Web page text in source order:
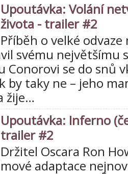
Upoutávka: Volání
života - trailer #2
Příběh o velké
svému největšímu
Conorovi se do snů
by taky ne – jeho
žije…
Upoutávka: Inferno
trailer #2
Držitel Oscara Ron
adaptace